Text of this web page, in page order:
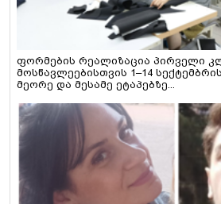
ფორმების რეალიზაცია პირველი
მოსწავლეებისთვის 1–14
მეორე და მესამე ეტაპებზე...